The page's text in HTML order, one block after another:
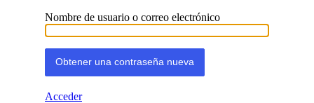
Nombre de usuario o correo electrónico
Acceder